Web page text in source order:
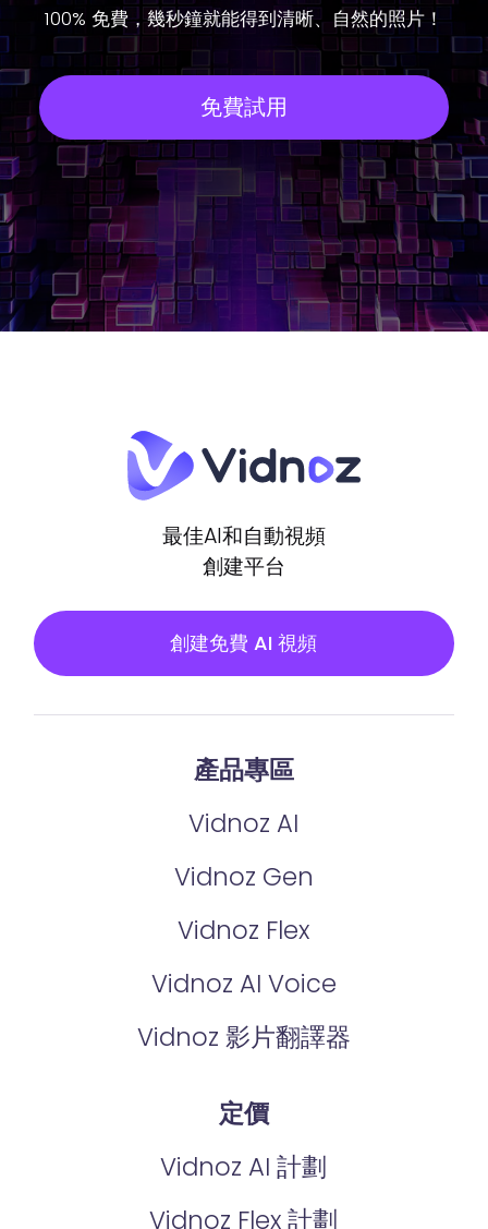
100% 免費，幾秒鐘就能得到清晰、自然的照片！
免費試用
最佳AI和自動視頻
創建平台
創建免費 AI 視頻
產品專區
Vidnoz AI
Vidnoz Gen
Vidnoz Flex
Vidnoz AI Voice
Vidnoz 影片翻譯器
定價
Vidnoz AI 計劃
Vidnoz Flex 計劃